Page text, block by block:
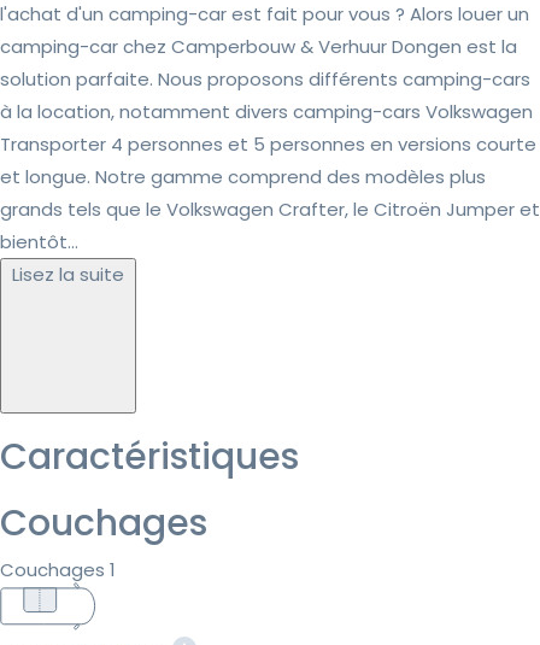
l'achat d'un camping-car est fait pour vous ? Alors louer un
camping-car chez Camperbouw & Verhuur Dongen est la
solution parfaite. Nous proposons différents camping-cars
à la location, notamment divers camping-cars Volkswagen
Transporter 4 personnes et 5 personnes en versions courte
et longue. Notre gamme comprend des modèles plus
grands tels que le Volkswagen Crafter, le Citroën Jumper et
bientôt...
Lisez la suite
Caractéristiques
Couchages
Couchages 1